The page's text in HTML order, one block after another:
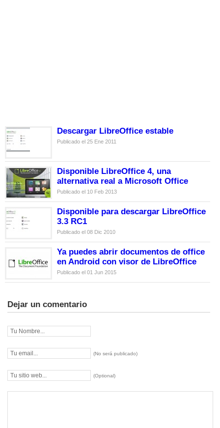
Descargar LibreOffice estable
Publicado el 25 Ene 2011
Disponible LibreOffice 4, una
alternativa real a Microsoft Office
Publicado el 10 Feb 2013
Disponible para descargar LibreOffice
3.3 RC1
Publicado el 08 Dic 2010
Ya puedes abrir documentos de office
en Android con visor de LibreOffice
Publicado el 01 Jun 2015
Dejar un comentario
(No será publicado)
(Optional)